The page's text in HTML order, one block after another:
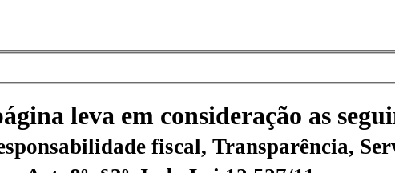
leva em consideração as
fiscal, Transparência,